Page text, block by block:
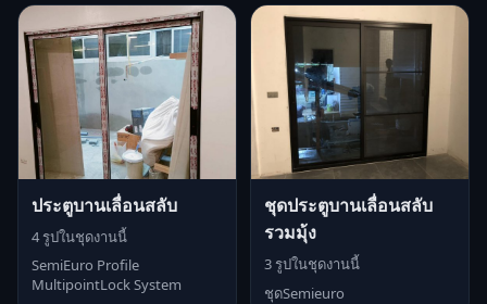
ประตูบานเลื่อนสลับ
4 รูปในชุดงานนี้
SemiEuro Profile
MultipointLock System
ชุดประตูบานเลื่อนสลับ
รวมมุ้ง
3 รูปในชุดงานนี้
ชุดSemieuro